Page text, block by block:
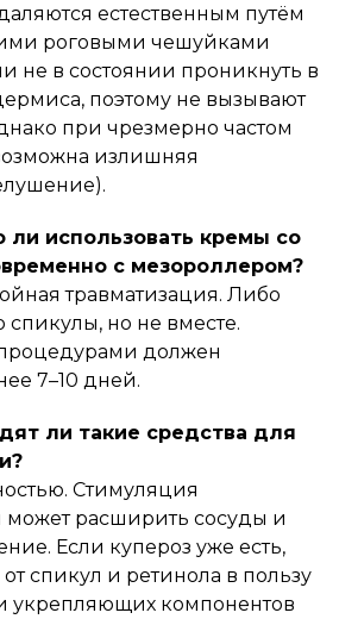
естественным путём
роговыми чешуйками
не в состоянии проникнуть в
поэтому не вызывают
при чрезмерно частом
излишняя
ли использовать кремы со
с мезороллером?
травматизация. Либо
спикулы, но не вместе.
должен
7–10 дней.
ли такие средства для
Стимуляция
расширить сосуды и
Если купероз уже есть,
от спикул и ретинола в пользу
укрепляющих компонентов